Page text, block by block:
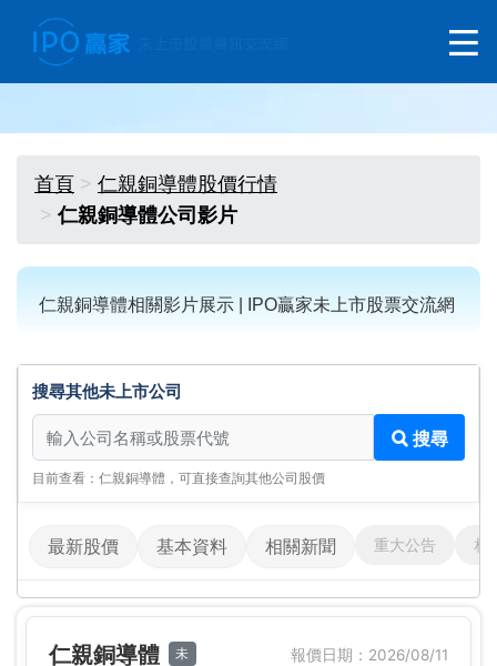
首頁
仁親銅導體股價行情
仁親銅導體公司影片
仁親銅導體相關影片展示 | IPO贏家未上市股票交流網
搜尋其他未上市公司
搜尋其他未上市公司
搜尋
目前查看：仁親銅導體，可直接查詢其他公司股價
最新股價 基本資料 相關新聞 重大公告 相
仁親銅導體 未 報價日期：2026/08/11